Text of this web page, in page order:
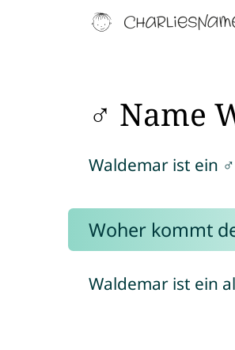
♂ Name
Waldemar ist ein ♂
Woher kommt
Waldemar ist ein